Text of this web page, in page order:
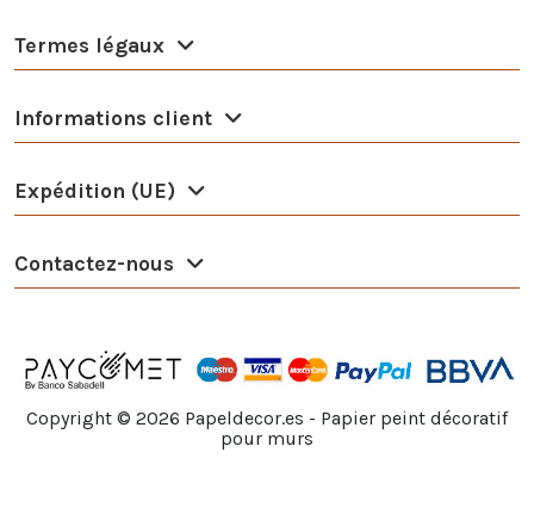
Termes légaux
Informations client
Expédition (UE)
Contactez-nous
Copyright © 2026 Papeldecor.es - Papier peint décoratif
pour murs